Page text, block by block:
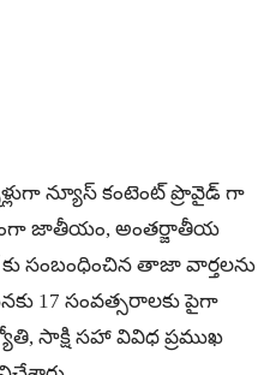
న్యూస్ కంటెంట్ ప్రొవైడ్ గా
జాతీయం, అంత‌ర్జాతీయ
సంబంధించిన తాజా వార్తల‌ను
17 సంవత్సరాలకు పైగా
సాక్షి స‌హా వివిధ ప్ర‌ముఖ‌